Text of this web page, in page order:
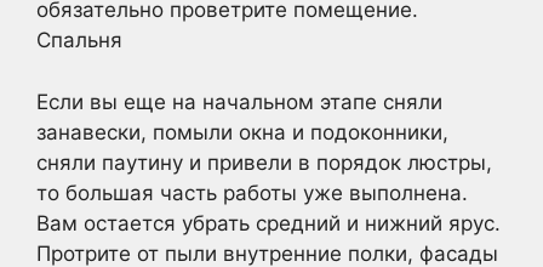
обязательно проветрите помещение.
Спальня
Если вы еще на начальном этапе сняли
занавески, помыли окна и подоконники,
сняли паутину и привели в порядок люстры,
то большая часть работы уже выполнена.
Вам остается убрать средний и нижний ярус.
Протрите от пыли внутренние полки, фасады